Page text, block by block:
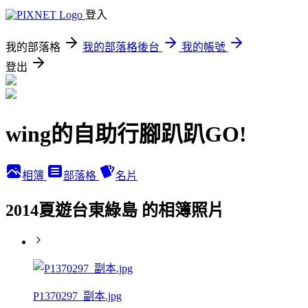
登入
我的部落格 我的部落格後台
我的帳號
登出
wing的自助行腳趴趴GO!
相簿 部落格 名片
2014夏遊台東綠島 的相簿照片
P1370297_副本.jpg